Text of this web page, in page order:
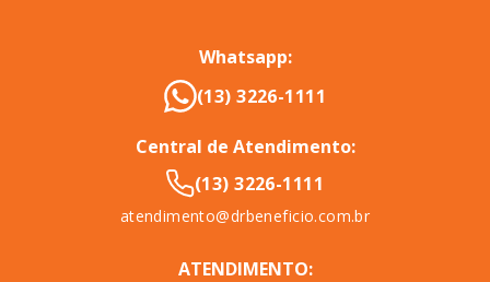
Whatsapp:
(13) 3226-1111
Central de Atendimento:
(13) 3226-1111
atendimento@drbeneficio.com.br
ATENDIMENTO: